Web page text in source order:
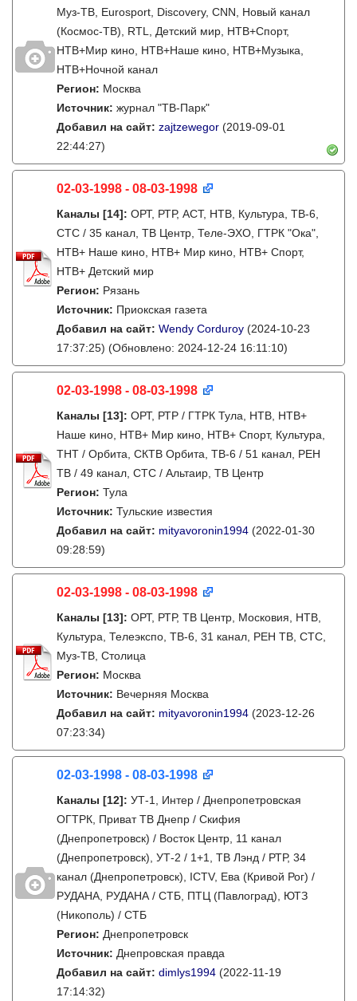
Муз-ТВ, Eurosport, Discovery, CNN, Новый канал
(Космос-ТВ), RTL, Детский мир, НТВ+Спорт,
НТВ+Мир кино, НТВ+Наше кино, НТВ+Музыка,
НТВ+Ночной канал
Регион: Москва
Источник: журнал "ТВ-Парк"
Добавил на сайт: zajtzewegor (2019-09-01
22:44:27)
02-03-1998 - 08-03-1998
Каналы [14]: ОРТ, РТР, АСТ, НТВ, Культура, ТВ-6,
СТС / 35 канал, ТВ Центр, Теле-ЭХО, ГТРК "Ока",
НТВ+ Наше кино, НТВ+ Мир кино, НТВ+ Спорт,
НТВ+ Детский мир
Регион: Рязань
Источник: Приокская газета
Добавил на сайт: Wendy Corduroy (2024-10-23
17:37:25) (Обновлено: 2024-12-24 16:11:10)
02-03-1998 - 08-03-1998
Каналы [13]: ОРТ, РТР / ГТРК Тула, НТВ, НТВ+
Наше кино, НТВ+ Мир кино, НТВ+ Спорт, Культура,
ТНТ / Орбита, СКТВ Орбита, ТВ-6 / 51 канал, РЕН
ТВ / 49 канал, СТС / Альтаир, ТВ Центр
Регион: Тула
Источник: Тульские известия
Добавил на сайт: mityavoronin1994 (2022-01-30
09:28:59)
02-03-1998 - 08-03-1998
Каналы [13]: ОРТ, РТР, ТВ Центр, Московия, НТВ,
Культура, Телеэкспо, ТВ-6, 31 канал, РЕН ТВ, СТС,
Муз-ТВ, Столица
Регион: Москва
Источник: Вечерняя Москва
Добавил на сайт: mityavoronin1994 (2023-12-26
07:23:34)
02-03-1998 - 08-03-1998
Каналы [12]: УТ-1, Интер / Днепропетровская
ОГТРК, Приват ТВ Днепр / Скифия
(Днепропетровск) / Восток Центр, 11 канал
(Днепропетровск), УТ-2 / 1+1, ТВ Лэнд / РТР, 34
канал (Днепропетровск), ICTV, Ева (Кривой Рог) /
РУДАНА, РУДАНА / СТБ, ПТЦ (Павлоград), ЮТЗ
(Никополь) / СТБ
Регион: Днепропетровск
Источник: Днепровская правда
Добавил на сайт: dimlys1994 (2022-11-19
17:14:32)